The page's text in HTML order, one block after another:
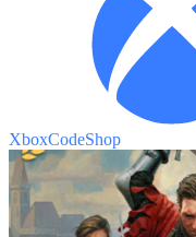
XboxCodeShop